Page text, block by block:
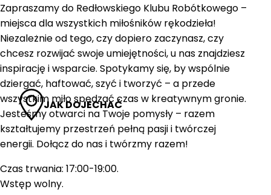
JAK DOJECHAĆ
Zapraszamy do Redłowskiego Klubu Robótkowego –
miejsca dla wszystkich miłośników rękodzieła!
Niezależnie od tego, czy dopiero zaczynasz, czy
chcesz rozwijać swoje umiejętności, u nas znajdziesz
inspirację i wsparcie. Spotykamy się, by wspólnie
dziergać, haftować, szyć i tworzyć – a przede
wszystkim miło spędzać czas w kreatywnym gronie.
Jesteśmy otwarci na Twoje pomysły – razem
kształtujemy przestrzeń pełną pasji i twórczej
energii. Dołącz do nas i twórzmy razem!
Czas trwania: 17:00-19:00.
Wstęp wolny.